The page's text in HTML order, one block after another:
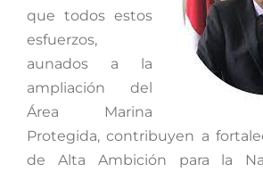
que todos estos
esfuerzos,
aunados a la
ampliación del
Área Marina
Protegida, contribuyen a
de Alta Ambición para la